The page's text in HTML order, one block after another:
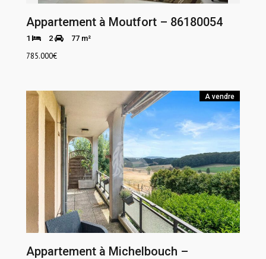
Appartement à Moutfort – 86180054
1 2 77 m²
785.000€
A vendre
Appartement à Michelbouch –